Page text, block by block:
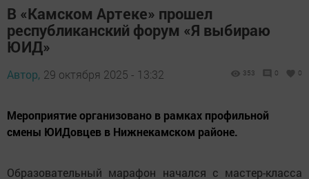
В «Камском Артеке» прошел
республиканский форум «Я выбираю
ЮИД»
Автор, 29 октября 2025 - 13:32 353 0 0
Мероприятие организовано в рамках профильной
смены ЮИДовцев в Нижнекамском районе.
Образовательный марафон начался с мастер-класса